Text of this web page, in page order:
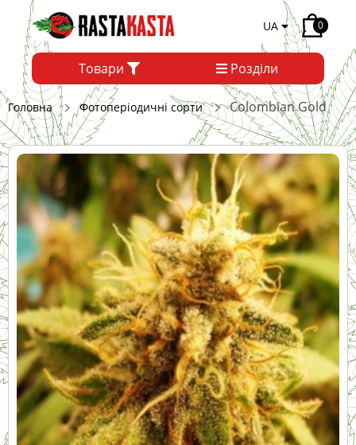
UA 0
Товари Розділи
Головна Фотоперіодичні сорти Colombian Gold